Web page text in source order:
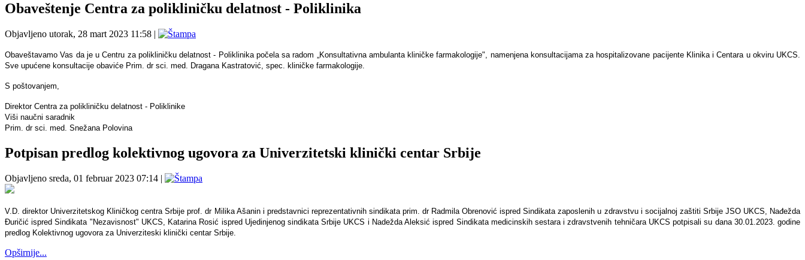
Obaveštenje Centra za polikliničku delatnost - Poliklinika
Objavljeno utorak, 28 mart 2023 11:58 |
Obaveštavamo Vas da je u Centru za polikliničku delatnost - Poliklinika počela sa radom „Konsultativna ambulanta kliničke farmakologije", namenjena konsultacijama za hospitalizovane pacijente Klinika i Centara u okviru UKCS.
Sve upućene konsultacije obaviće Prim. dr sci. med. Dragana Kastratović, spec. kliničke farmakologije.
S poštovanjem,
Direktor Centra za polikliničku delatnost - Poliklinike
Viši naučni saradnik
Prim. dr sci. med. Snežana Polovina
Potpisan predlog kolektivnog ugovora za Univerzitetski klinički centar Srbije
Objavljeno sreda, 01 februar 2023 07:14 |
V.D. direktor Univerzitetskog Kliničkog centra Srbije prof. dr Milika Ašanin i predstavnici reprezentativnih sindikata prim. dr Radmila Obrenović ispred Sindikata zaposlenih u zdravstvu i socijalnoj zaštiti Srbije JSO UKCS, Nađežda
Đuričić ispred Sindikata "Nezavisnost" UKCS, Katarina Rosić ispred Ujedinjenog sindikata Srbije UKCS i Nadežda Aleksić ispred Sindikata medicinskih sestara i zdravstvenih tehničara UKCS potpisali su dana 30.01.2023. godine
predlog Kolektivnog ugovora za Univerziteski klinički centar Srbije.
Opširnije...